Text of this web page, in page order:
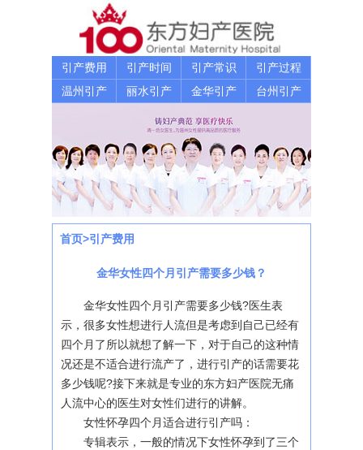
引产费用 引产时间 引产常识
引产过程
温州引产
丽水引产 金华引产 台州引产
首页>引产费用
金华女性四个月引产需要多少钱？
金华女性四个月引产需要多少钱?医生表
示，很多女性想进行人流但是考虑到自己已经有
四个月了所以就想了解一下，对于自己的这种情
况还是不适合进行流产了，进行引产的话需要花
多少钱呢?接下来就是专业的东方妇产医院无痛
人流中心的医生对女性们进行的讲解。
女性怀孕四个月适合进行引产吗：
专辑表示，一般的情况下女性怀孕到了三个